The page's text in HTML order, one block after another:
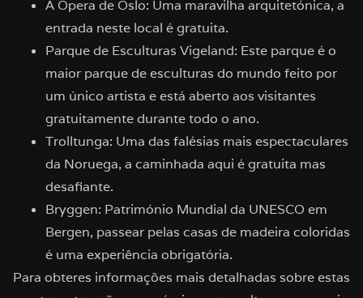
A Ópera de Oslo: Uma maravilha arquitetónica, a
entrada neste local é gratuita.
Parque de Esculturas Vigeland: Este parque é o
maior parque de esculturas do mundo feito por
um único artista e está aberto aos visitantes
gratuitamente durante todo o ano.
Trolltunga: Uma das falésias mais espectaculares
da Noruega, a caminhada aqui é gratuita mas
desafiante.
Bryggen: Património Mundial da UNESCO em
Bergen, passear pelas casas de madeira coloridas
é uma experiência obrigatória.
Para obteres informações mais detalhadas sobre estas